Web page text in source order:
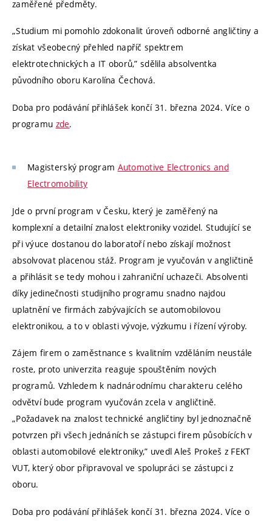
zaměřené předměty.
„Studium mi pomohlo zdokonalit úroveň odborné angličtiny a
získat všeobecný přehled napříč spektrem
elektrotechnických a IT oborů,” sdělila absolventka
původního oboru Karolína Čechová.
Doba pro podávání přihlášek končí 31. března 2024. Více o
programu zde.
Magisterský program Automotive Electronics and
Electromobility
Jde o první program v Česku, který je zaměřený na
komplexní a detailní znalost elektroniky vozidel. Studující se
při výuce dostanou do laboratoří nebo získají možnost
absolvovat placenou stáž. Program je vyučován v angličtině
a přihlásit se tedy mohou i zahraniční uchazeči. Absolventi
díky jedinečnosti studijního programu snadno najdou
uplatnění ve firmách zabývajících se automobilovou
elektronikou, a to v oblasti vývoje, výzkumu i řízení výroby.
Zájem firem o zaměstnance s kvalitním vzděláním neustále
roste, proto univerzita reaguje spouštěním nových
programů. Vzhledem k nadnárodnímu charakteru celého
odvětví bude program vyučován zcela v angličtině.
„Požadavek na znalost technické angličtiny byl jednoznačně
potvrzen při všech jednáních se zástupci firem působících v
oblasti automobilové elektroniky,” uvedl Aleš Prokeš z FEKT
VUT, který obor připravoval ve spolupráci se zástupci z
oboru.
Doba pro podávání přihlášek končí 31. března 2024. Více o